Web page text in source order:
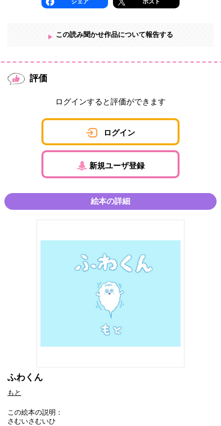
シェア ポスト
この読み聞かせ作品について報告する
評価
ログインすると評価ができます
ログイン
新規ユーザ登録
絵本の詳細
ふわくん
もと
この絵本の説明：
さむいさむいひ